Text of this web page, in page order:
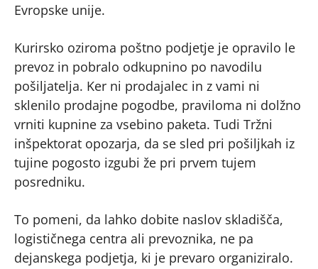
Evropske unije.
Kurirsko oziroma poštno podjetje je opravilo le
prevoz in pobralo odkupnino po navodilu
pošiljatelja. Ker ni prodajalec in z vami ni
sklenilo prodajne pogodbe, praviloma ni dolžno
vrniti kupnine za vsebino paketa. Tudi Tržni
inšpektorat opozarja, da se sled pri pošiljkah iz
tujine pogosto izgubi že pri prvem tujem
posredniku.
To pomeni, da lahko dobite naslov skladišča,
logističnega centra ali prevoznika, ne pa
dejanskega podjetja, ki je prevaro organiziralo.